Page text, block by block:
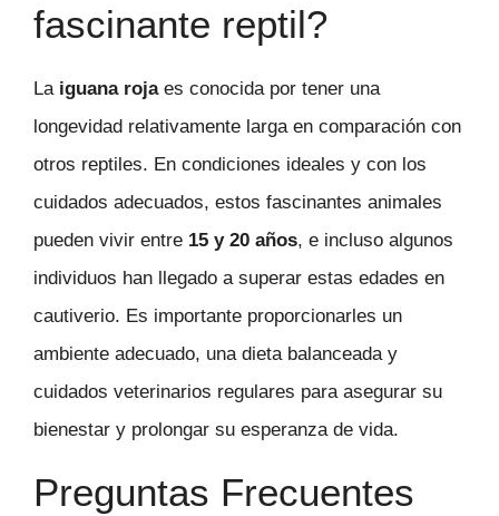
fascinante reptil?
La iguana rojaes conocida por tener una
longevidad relativamente larga en comparación con
otros reptiles. En condiciones ideales y con los
cuidados adecuados, estos fascinantes animales
pueden vivir entre 15 y 20 años, e incluso algunos
individuos han llegado a superar estas edades en
cautiverio. Es importante proporcionarles un
ambiente adecuado, una dieta balanceada y
cuidados veterinarios regulares para asegurar su
bienestar y prolongar su esperanza de vida.
Preguntas Frecuentes